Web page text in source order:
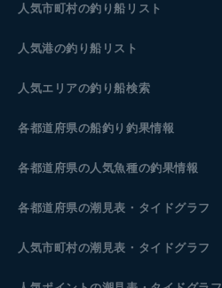
人気市町村の釣り船リスト
人気港の釣り船リスト
人気エリアの釣り船検索
各都道府県の船釣り釣果情報
各都道府県の人気魚種の釣果情報
各都道府県の潮見表 ・タイドグラフ
人気市町村の潮見表・タイドグラフ